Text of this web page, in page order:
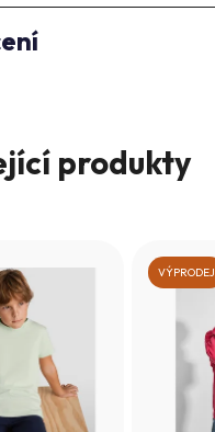
produkty
VÝPRODEJ